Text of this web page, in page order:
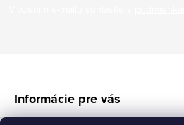
p
Informácie pre vás